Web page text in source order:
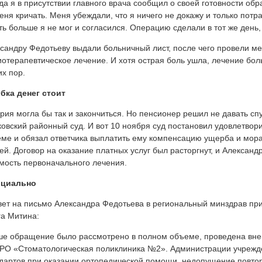
я в присутствии главного врача сообщил о своей готовности
кричать. Меня убеждали, что я ничего не докажу и только
больше я не мог и согласился. Операцию сделали в тот же день,
Федотьеву выдали больничный лист, после чего провели
лечение. И хотя острая боль ушла, лечение
пор.
денег стоит
могла бы так и закончиться. Но пенсионер решил не давать
районный суд. И вот 10 ноября суд постановил
и обязал ответчика выплатить ему компенсацию ущерба и
Договор на оказание платных услуг был расторгнут, и
первоначального лечения.
на письмо Александра Федотьева в региональный минздрав
Митина:
обращение было рассмотрено в полном объеме, проведена
«Стоматологическая поликлиника №2». Администрации